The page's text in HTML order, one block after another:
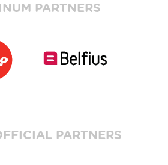
PARTNERS
PARTNERS